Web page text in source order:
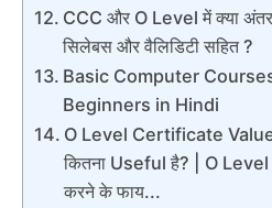
CCC और O Level में क्या अंतर
सिलेबस और वैलिडिटी सहित ?
Basic Computer
Beginners in Hindi
O Level Certificate
कितना Useful है? | O
करने के फाय...